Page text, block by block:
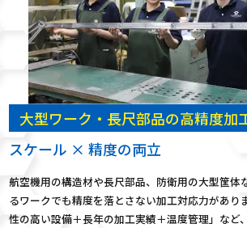
大型ワーク・長尺部品の高精度加
スケール × 精度の両立
航空機用の構造材や長尺部品、防衛用の大型筐体
るワークでも精度を落とさない加工対応力があり
性の高い設備＋長年の加工実績＋温度管理」など